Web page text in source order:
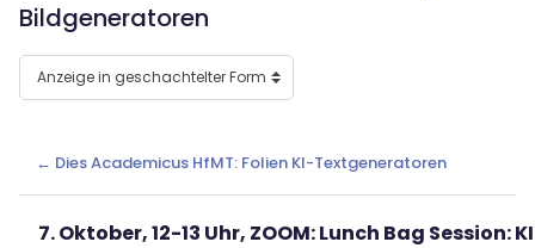
Bildgeneratoren
← Dies Academicus HfMT: Folien KI-Textgeneratoren
Anzahl Antworten: 0